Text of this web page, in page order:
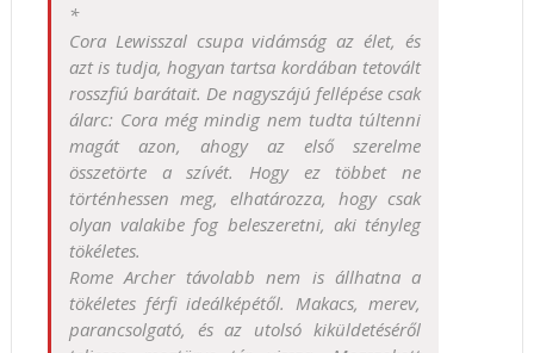
*
Cora Lewisszal csupa vidámság az élet, és
azt is tudja, hogyan tartsa kordában tetovált
rosszfiú barátait. De nagyszájú fellépése csak
álarc: Cora még mindig nem tudta túltenni
magát azon, ahogy az első szerelme
összetörte a szívét. Hogy ez többet ne
történhessen meg, elhatározza, hogy csak
olyan valakibe fog beleszeretni, aki tényleg
tökéletes.
Rome Archer távolabb nem is állhatna a
tökéletes férfi ideálképétől. Makacs, merev,
parancsolgató, és az utolsó kiküldetéséről